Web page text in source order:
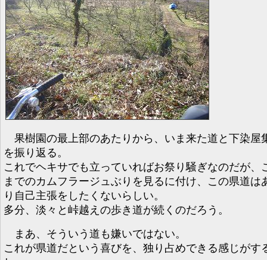
果樹園の最上部のあたりから、いま来た道と下染屋
を振り返る。
これでヘキサでも立っていればお祭り騒ぎなのだが、
までのカムフラージュぶりを見るに付け、この県道は
り自己主張をしたくないらしい。
多分、淡々と峠越えの歩き道が続くのだろう。
まあ、そういう道も嫌いではない。
これが県道だという喜びを、独り占めできる感じがす